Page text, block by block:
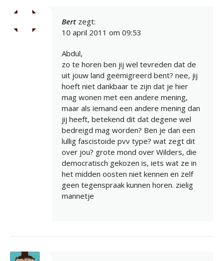
Bert zegt:
10 april 2011 om 09:53
Abdul,
zo te horen ben jij wel tevreden dat de
uit jouw land geëmigreerd bent? nee, jij
hoeft niet dankbaar te zijn dat je hier
mag wonen met een andere mening,
maar als iemand een andere mening dan
jij heeft, betekend dit dat degene wel
bedreigd mag worden? Ben je dan een
lullig fascistoide pvv type? wat zegt dit
over jou? grote mond over Wilders, die
democratisch gekozen is, iets wat ze in
het midden oosten niet kennen en zelf
geen tegenspraak kunnen horen. zielig
mannetje